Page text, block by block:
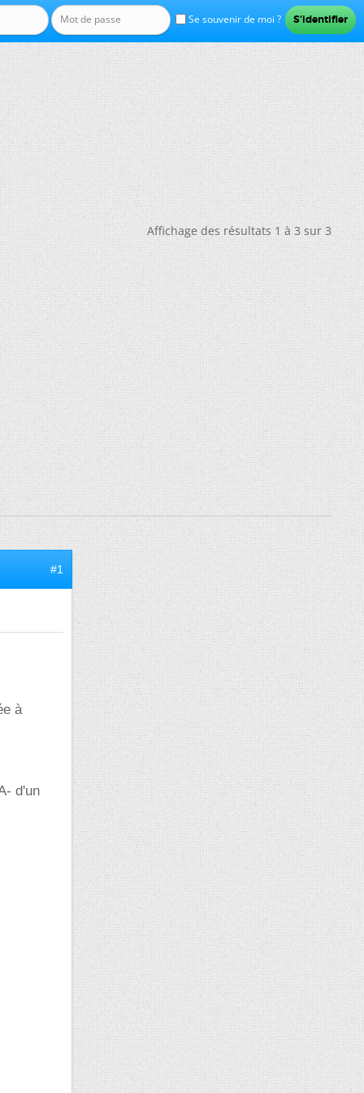
Se souvenir de moi ?
Affichage des résultats 1 à 3 sur 3
#1
à
d'un